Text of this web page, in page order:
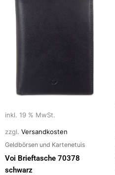
inkl. 19 % MwSt.
zzgl. Versandkosten
Geldbörsen und Kartenetuis
Voi Brieftasche 70378
schwarz